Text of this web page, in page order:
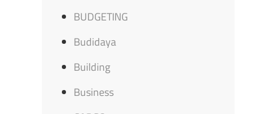
BUDGETING
Budidaya
Building
Business